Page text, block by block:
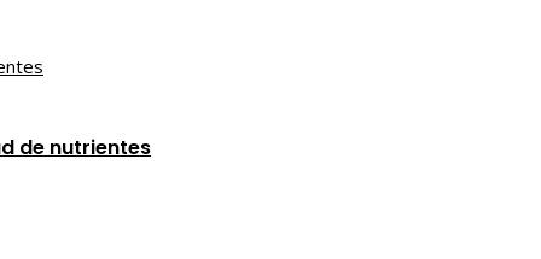
de nutrientes